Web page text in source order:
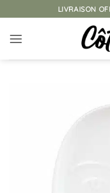
au
contenu
LIVRAISON